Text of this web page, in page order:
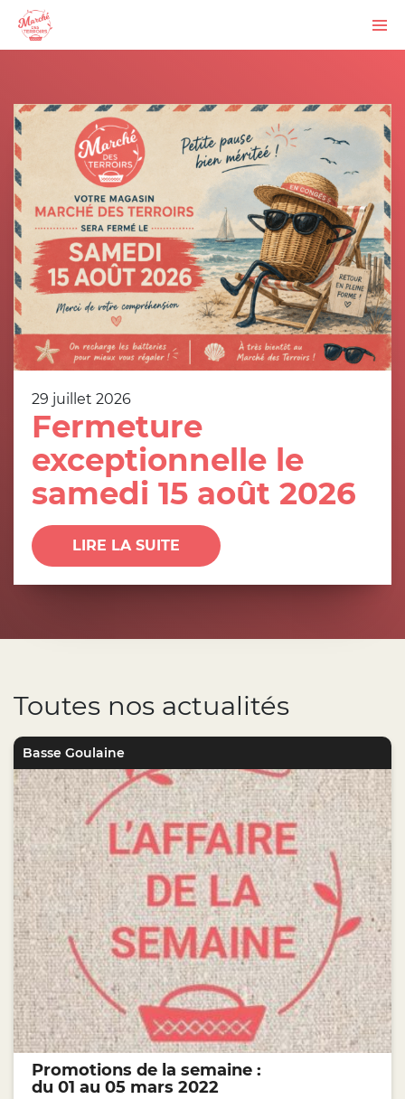
29 juillet 2026
Fermeture
exceptionnelle le
samedi 15 août 2026
LIRE LA SUITE
Toutes nos actualités
Basse Goulaine
Promotions de la semaine :
du 01 au 05 mars 2022